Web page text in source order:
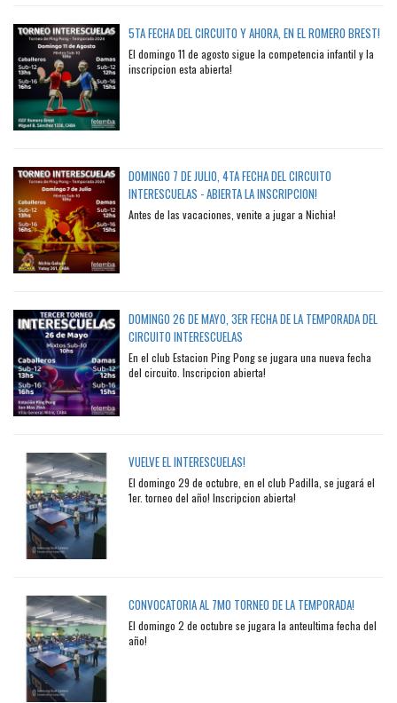
5TA FECHA DEL CIRCUITO Y AHORA, EN EL ROMERO BREST!
El domingo 11 de agosto sigue la competencia infantil y la
inscripcion esta abierta!
DOMINGO 7 DE JULIO, 4TA FECHA DEL CIRCUITO
INTERESCUELAS - ABIERTA LA INSCRIPCION!
Antes de las vacaciones, venite a jugar a Nichia!
DOMINGO 26 DE MAYO, 3ER FECHA DE LA TEMPORADA DEL
CIRCUITO INTERESCUELAS
En el club Estacion Ping Pong se jugara una nueva fecha
del circuito. Inscripcion abierta!
VUELVE EL INTERESCUELAS!
El domingo 29 de octubre, en el club Padilla, se jugará el
1er. torneo del año! Inscripcion abierta!
CONVOCATORIA AL 7MO TORNEO DE LA TEMPORADA!
El domingo 2 de octubre se jugara la anteultima fecha del
año!